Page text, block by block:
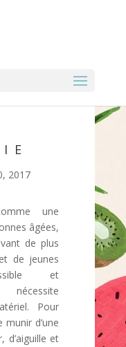
2017
une
âgées,
de plus
de jeunes
et
nécessite
Pour
d’une
d’aiguille et